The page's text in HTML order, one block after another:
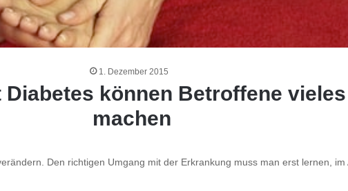
1. Dezember 2015
Diabetes können Betroffene
machen
Den richtigen Umgang mit der Erkrankung muss man erst lernen,